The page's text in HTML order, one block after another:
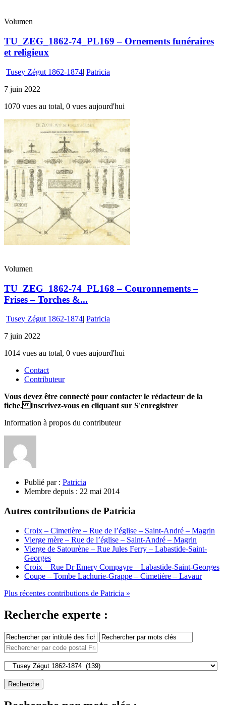
Volumen
TU_ZEG_1862-74_PL169 – Ornements funéraires
et religieux
Tusey Zégut 1862-1874| Patricia
7 juin 2022
1070 vues au total, 0 vues aujourd'hui
Volumen
TU_ZEG_1862-74_PL168 – Couronnements –
Frises – Torches &...
Tusey Zégut 1862-1874| Patricia
7 juin 2022
1014 vues au total, 0 vues aujourd'hui
Contact
Contributeur
Vous devez être connecté pour contacter le rédacteur de la
fiche. Inscrivez-vous en cliquant sur S'enregistrer
Information à propos du contributeur
Publié par : Patricia
Membre depuis : 22 mai 2014
Autres contributions de Patricia
Croix – Cimetière – Rue de l’église – Saint-André – Magrin
Vierge mère – Rue de l’église – Saint-André – Magrin
Vierge de Satourène – Rue Jules Ferry – Labastide-Saint-
Georges
Croix – Rue Dr Emery Compayre – Labastide-Saint-Georges
Coupe – Tombe Lachurie-Grappe – Cimetière – Lavaur
Plus récentes contributions de Patricia »
Recherche experte :